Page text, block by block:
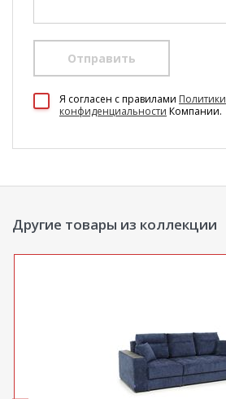
Отправить
Я согласен c правилами Политики
конфиденциальности Компании.
Другие товары из коллекции